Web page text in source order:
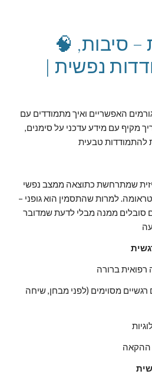
🧠 הקאה רגשית – סיבות,
נפשית |
האפשריים ואיך מתמודדים עם
מקיף עם מידע עדכני על סימנים,
שמתרחשת כתוצאה ממצב נפשי
למרות שהתסמין הוא גופני –
סובלים ממנה מבלי לדעת שמדובר
רפואית ברורה
מסוימים (לפני מבחן, שיחה
ההקאה